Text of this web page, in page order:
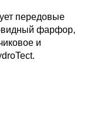
передовые
фарфор,
и